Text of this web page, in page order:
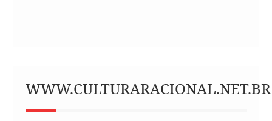
WWW.CULTURARACIONAL.NET.BR